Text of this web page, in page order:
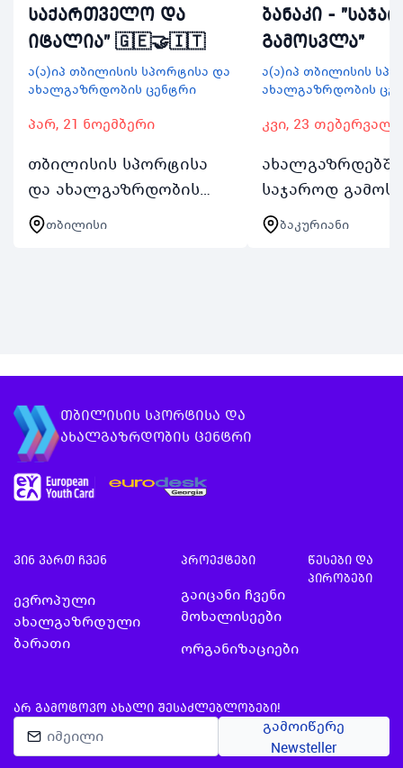
საქართველო და
იტალია” 🇬🇪🤝🇮🇹
ა(ა)იპ თბილისის სპორტისა და
ახალგაზრდობის ცენტრი
პარ, 21 ნოემბერი
თბილისის სპორტისა
და ახალგაზრდობის
ცენტრი გიწვევთ
კულტურულ საღამოზე
თბილისი
ბანაკი -
გამოსვლა"
ა(ა)იპ თბილისის
ახალგაზრდობის
კვი, 23 თებერვალი
ახალგაზრდებში
საჯაროდ
ხელოვნების
განვითარების
ბაკურიანი
თბილისის სპორტისა და
ახალგაზრდობის ცენტრი
ვინ ვართ ჩვენ
ევროპული
ახალგაზრდული
ბარათი
პროექტები
გაიცანი ჩვენი
მოხალისეები
ორგანიზაციები
წესები და
პირობები
ᲐᲠ ᲒᲐᲛᲝᲢᲝᲕᲝ ᲐᲮᲐᲚᲘ ᲨᲔᲡᲐᲫᲚᲔᲑᲚᲝᲑᲔᲑᲘ!
გამოიწერე
Newsteller